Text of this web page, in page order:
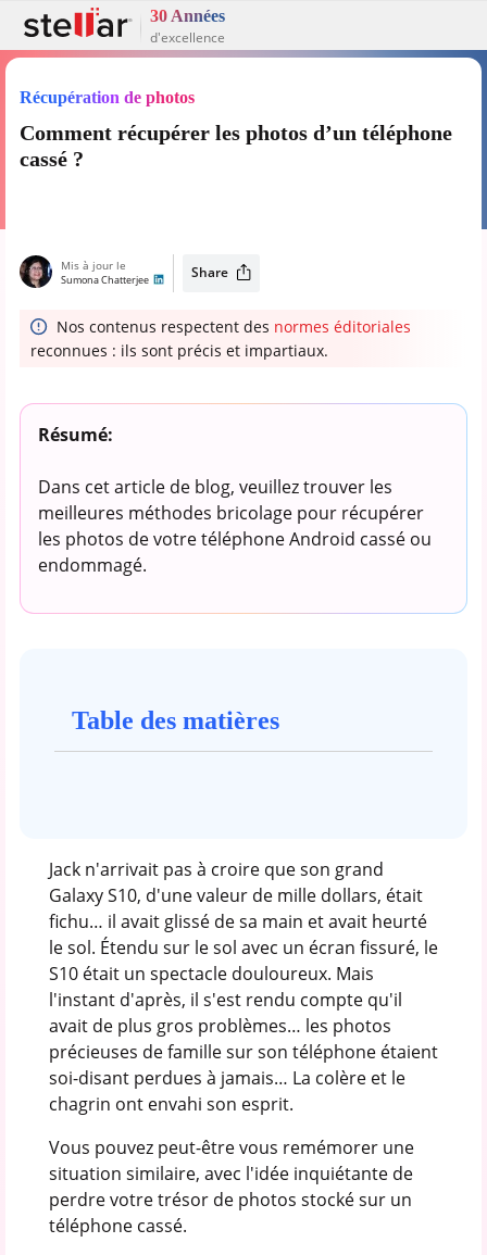
30 Années
d'excellence
Récupération de photos
Comment récupérer les photos d’un téléphone
cassé ?
Mis à jour le
Sumona Chatterjee Share
Nos contenus respectent des normes éditoriales
reconnues : ils sont précis et impartiaux.
Résumé:
Dans cet article de blog, veuillez trouver les
meilleures méthodes bricolage pour récupérer
les photos de votre téléphone Android cassé ou
endommagé.
Table des matières
Jack n'arrivait pas à croire que son grand
Galaxy S10, d'une valeur de mille dollars, était
fichu… il avait glissé de sa main et avait heurté
le sol. Étendu sur le sol avec un écran fissuré, le
S10 était un spectacle douloureux. Mais
l'instant d'après, il s'est rendu compte qu'il
avait de plus gros problèmes… les photos
précieuses de famille sur son téléphone étaient
soi-disant perdues à jamais… La colère et le
chagrin ont envahi son esprit.
Vous pouvez peut-être vous remémorer une
situation similaire, avec l'idée inquiétante de
perdre votre trésor de photos stocké sur un
téléphone cassé.